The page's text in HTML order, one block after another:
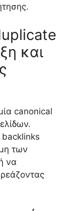
και
canonical
backlinks
των
να